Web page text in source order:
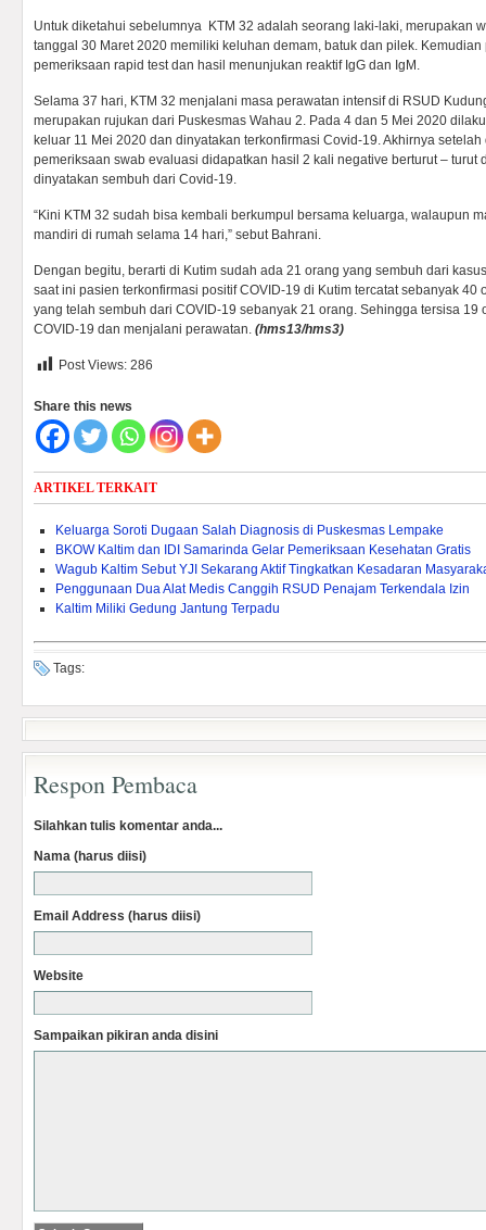
Untuk diketahui sebelumnya KTM 32 adalah seorang laki-laki, merupakan
tanggal 30 Maret 2020 memiliki keluhan demam, batuk dan pilek.
pemeriksaan rapid test dan hasil menunjukan reaktif IgG dan IgM.
Selama 37 hari, KTM 32 menjalani masa perawatan intensif di RSUD
merupakan rujukan dari Puskesmas Wahau 2. Pada 4 dan 5 Mei 2020
keluar 11 Mei 2020 dan dinyatakan terkonfirmasi Covid-19. Akhirnya
pemeriksaan swab evaluasi didapatkan hasil 2 kali negative berturut – turut
dinyatakan sembuh dari Covid-19.
“Kini KTM 32 sudah bisa kembali berkumpul bersama keluarga, walaupun
mandiri di rumah selama 14 hari,” sebut Bahrani.
Dengan begitu, berarti di Kutim sudah ada 21 orang yang sembuh dari
saat ini pasien terkonfirmasi positif COVID-19 di Kutim tercatat sebanyak 40
yang telah sembuh dari COVID-19 sebanyak 21 orang. Sehingga tersisa 19
COVID-19 dan menjalani perawatan. (hms13/hms3)
Post Views: 286
Share this news
ARTIKEL TERKAIT
Keluarga Soroti Dugaan Salah Diagnosis di Puskesmas Lempake
BKOW Kaltim dan IDI Samarinda Gelar Pemeriksaan Kesehatan Gratis
Wagub Kaltim Sebut YJI Sekarang Aktif Tingkatkan Kesadaran
Penggunaan Dua Alat Medis Canggih RSUD Penajam Terkendala Izin
Kaltim Miliki Gedung Jantung Terpadu
Tags:
Respon Pembaca
Silahkan tulis komentar anda...
Nama (harus diisi)
Email Address (harus diisi)
Website
Sampaikan pikiran anda disini